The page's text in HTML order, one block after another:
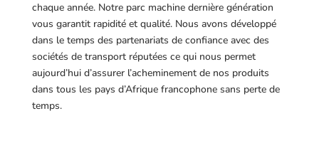
chaque année. Notre parc machine dernière génération
vous garantit rapidité et qualité. Nous avons développé
dans le temps des partenariats de confiance avec des
sociétés de transport réputées ce qui nous permet
aujourd’hui d’assurer l’acheminement de nos produits
dans tous les pays d’Afrique francophone sans perte de
temps.